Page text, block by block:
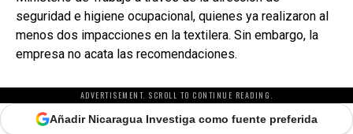
seguridad e higiene ocupacional, quienes ya realizaron al
menos dos impacciones en la textilera. Sin embargo, la
empresa no acata las recomendaciones.
ADVERTISEMENT. SCROLL TO CONTINUE READING.
Añadir Nicaragua Investiga como fuente preferida